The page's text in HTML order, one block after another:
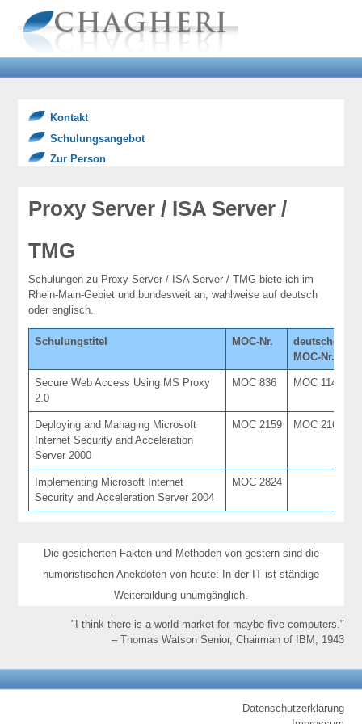
Kontakt
Schulungsangebot
Zur Person
Proxy Server / ISA Server /
TMG
Schulungen zu Proxy Server / ISA Server / TMG biete ich im
Rhein-Main-Gebiet und bundesweit an, wahlweise auf deutsch
oder englisch.
Schulungstitel MOC-Nr.
deutsche
MOC-Nr.
Secure Web Access Using MS Proxy
2.0
MOC 836 MOC 1144
Deploying and Managing Microsoft
Internet Security and Acceleration
Server 2000
MOC 2159 MOC 2161
Implementing Microsoft Internet
Security and Acceleration Server 2004
MOC 2824
Die gesicherten Fakten und Methoden von gestern sind die
humoristischen Anekdoten von heute: In der IT ist ständige
Weiterbildung unumgänglich.
"I think there is a world market for maybe five computers."
– Thomas Watson Senior, Chairman of IBM, 1943
Datenschutzerklärung